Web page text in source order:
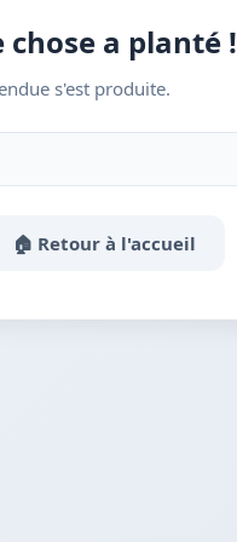
chose a planté !
s'est produite.
🏠 Retour à l'accueil